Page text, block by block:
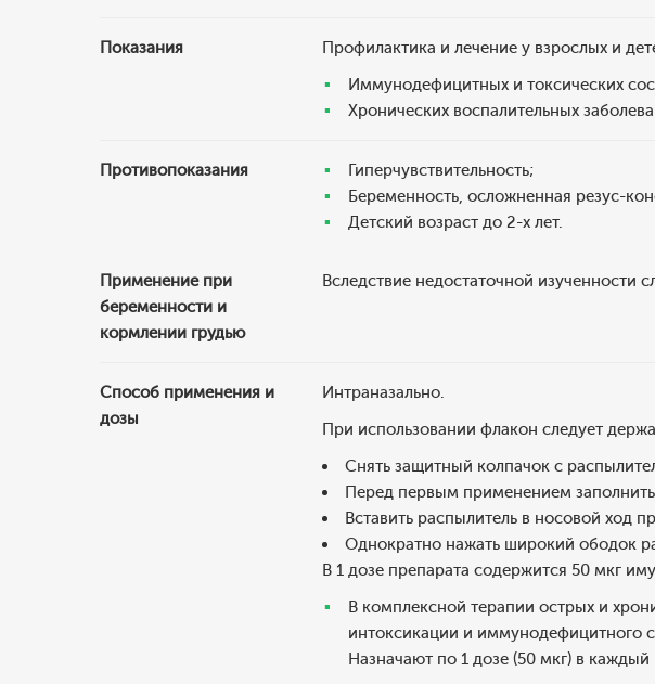
Показания
Профилактика и лечение у взрослых и
Иммунодефицитных и токсических
Хронических воспалительных
Противопоказания
Гиперчувствительность;
Беременность, осложненная резус-
Детский возраст до 2-х лет.
Применение при
беременности и
кормлении грудью
Вследствие недостаточной изученности
Способ применения и
дозы
Интраназально.
При использовании флакон следует
Снять защитный колпачок с
Перед первым применением
Вставить распылитель в носовой ход
Однократно нажать широкий ободок
В 1 дозе препарата содержится 50 мкг
В комплексной терапии острых и
интоксикации и иммунодефицитного
Назначают по 1 дозе (50 мкг) в